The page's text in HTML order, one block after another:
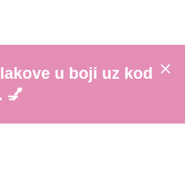
u boji uz kod
💅